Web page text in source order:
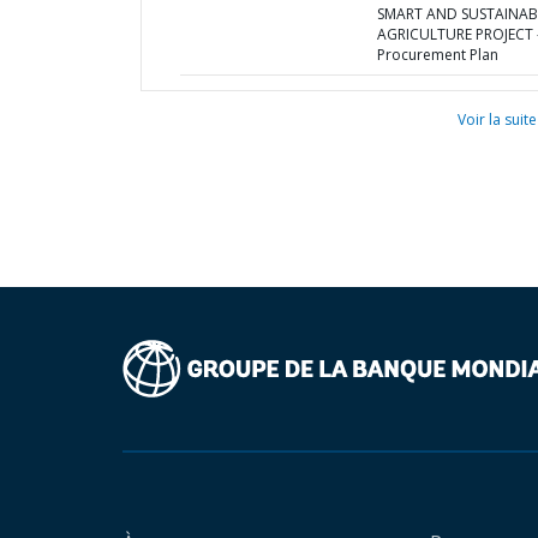
SMART AND
AGRICULTURE PROJECT
Procurement Plan
Voir la suite